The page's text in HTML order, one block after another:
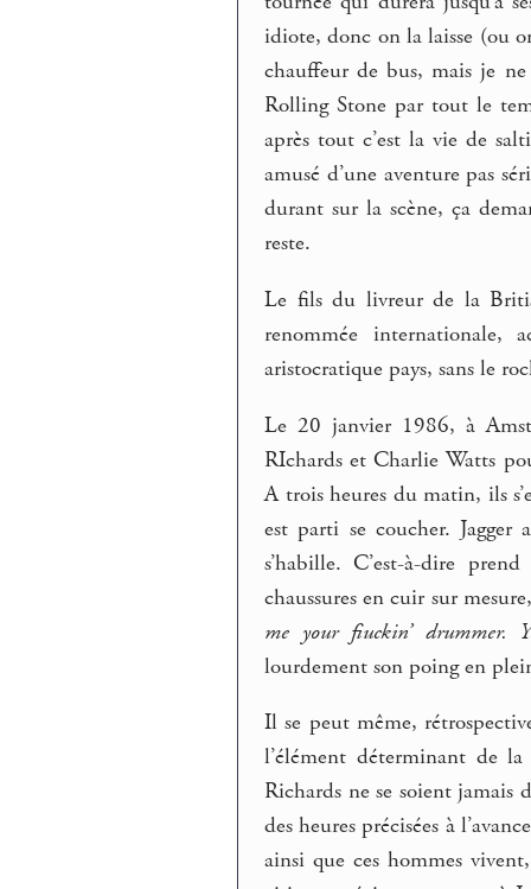
idiote, donc on la laisse (ou
chauffeur de bus, mais je
Rolling Stone par tout le
après tout c’est la vie de
amusé d’une aventure pas
durant sur la scène, ça
reste.
Le fils du livreur de la
renommée internationale,
aristocratique pays, sans le
Le 20 janvier 1986, à
RIchards et Charlie Watts
A trois heures du matin, ils
est parti se coucher.
s’habille. C’est-à-dire
chaussures en cuir sur
me your fiuckin’ drummer.
lourdement son poing en
Il se peut même,
l’élément déterminant de
Richards ne se soient jamais
des heures précisées à
ainsi que ces hommes